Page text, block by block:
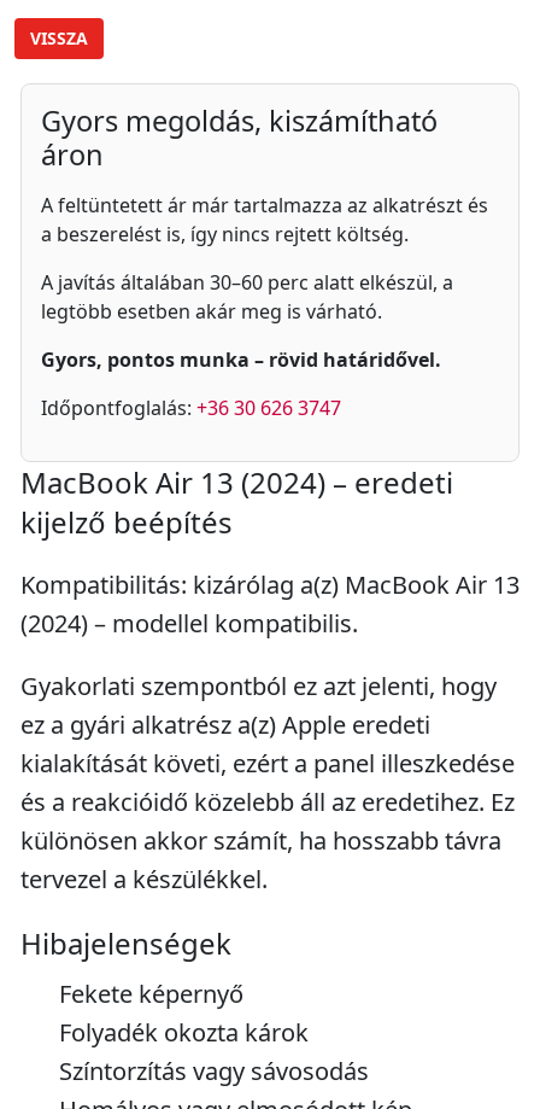
VISSZA
Gyors megoldás, kiszámítható
áron
A feltüntetett ár már tartalmazza az alkatrészt és
a beszerelést is, így nincs rejtett költség.
A javítás általában 30–60 perc alatt elkészül, a
legtöbb esetben akár meg is várható.
Gyors, pontos munka – rövid határidővel.
Időpontfoglalás: +36 30 626 3747
MacBook Air 13 (2024) – eredeti
kijelző beépítés
Kompatibilitás: kizárólag a(z) MacBook Air 13
(2024) – modellel kompatibilis.
Gyakorlati szempontból ez azt jelenti, hogy
ez a gyári alkatrész a(z) Apple eredeti
kialakítását követi, ezért a panel illeszkedése
és a reakcióidő közelebb áll az eredetihez. Ez
különösen akkor számít, ha hosszabb távra
tervezel a készülékkel.
Hibajelenségek
Fekete képernyő
Folyadék okozta károk
Színtorzítás vagy sávosodás